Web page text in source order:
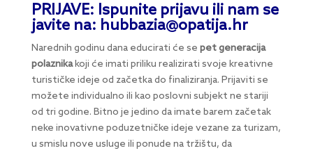
PRIJAVE: Ispunite prijavu ili nam se
javite na: hubbazia@opatija.hr
Narednih godinu dana educirati će se pet generacija
polaznikakoji će imati priliku realizirati svoje kreativne
turističke ideje od začetka do finaliziranja. Prijaviti se
možete individualno ili kao poslovni subjekt ne stariji
od tri godine. Bitno je jedino da imate barem začetak
neke inovativne poduzetničke ideje vezane za turizam,
u smislu nove usluge ili ponude na tržištu, da